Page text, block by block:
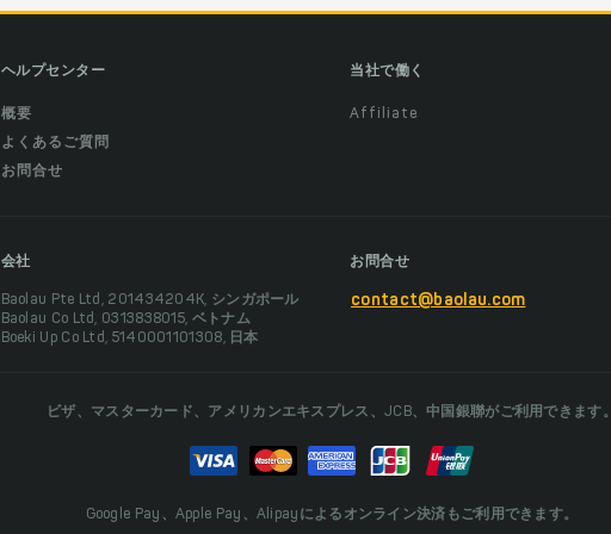
ヘルプセンター
概要
よくあるご質問
お問合せ
当社で働く
Affiliate
会社
Baolau Pte Ltd, 201434204K, シンガポール
Baolau Co Ltd, 0313838015, ベトナム
Boeki Up Co Ltd, 5140001101308, 日本
お問合せ
contact@baolau.com
ビザ、マスターカード、アメリカンエキスプレス、JCB、中国銀聯がご利用できます。
Google Pay、Apple Pay、Alipayによるオンライン決済もご利用できます。